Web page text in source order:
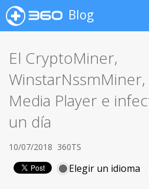
Blog
El CryptoMiner,
WinstarNssmMiner,
Media Player e
un día
10/07/2018 360TS
Elegir un idioma